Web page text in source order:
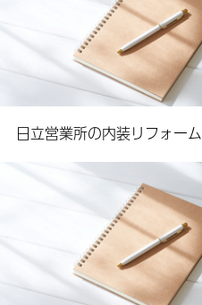
日立営業所の内装リフォーム